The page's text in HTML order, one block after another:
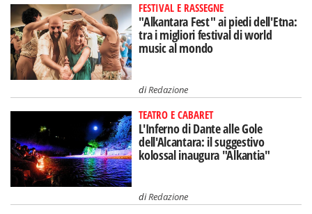
FESTIVAL E RASSEGNE
"Alkantara Fest" ai piedi dell'Etna:
tra i migliori festival di world
music al mondo
diRedazione
TEATRO E CABARET
L'Inferno di Dante alle Gole
dell'Alcantara: il suggestivo
kolossal inaugura "Alkantia"
diRedazione